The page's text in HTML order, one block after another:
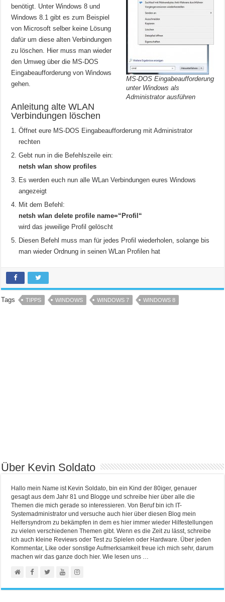
MS-DOS Eingabeaufforderung
unter Windows als
Administrator ausführen
benötigt. Unter Windows 8 und
Windows 8.1 gibt es zum Beispiel
von Microsoft selber keine Lösung
dafür um diese alten Verbindungen
zu löschen. Hier muss man wieder
den Umweg über die MS-DOS
Eingabeaufforderung von Windows
gehen.
Anleitung alte WLAN
Verbindungen löschen
Öffnet eure MS-DOS Eingabeaufforderung mit Administrator
rechten
Gebt nun in die Befehlszeile ein:
netsh wlan show profiles
Es werden euch nun alle WLan Verbindungen eures Windows
angezeigt
Mit dem Befehl:
netsh wlan delete profile name=“Profil“
wird das jeweilige Profil gelöscht
Diesen Befehl muss man für jedes Profil wiederholen, solange bis
man wieder Ordnung in seinen WLan Profilen hat
Tags TIPPS WINDOWS WINDOWS 7 WINDOWS 8
Über Kevin Soldato
Hallo mein Name ist Kevin Soldato, bin ein Kind der 80iger, genauer
gesagt aus dem Jahr 81 und Blogge und schreibe hier über alle die
Themen die mich gerade so interessieren. Von Beruf bin ich IT-
Systemadministrator und versuche auch hier über diesen Blog mein
Helfersyndrom zu bekämpfen in dem es hier immer wieder Hilfestellungen
zu vielen verschiedenen Themen gibt. Wenn es die Zeit zu lässt, schreibe
ich auch kleine Reviews oder Test zu Spielen oder Hardware. Über jeden
Kommentar, Like oder sonstige Aufmerksamkeit freue ich mich sehr, darum
machen wir das ganze doch hier. Wie lesen uns …